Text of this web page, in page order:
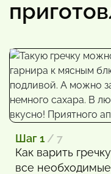
Шаг 1 / 7
Как варить
все